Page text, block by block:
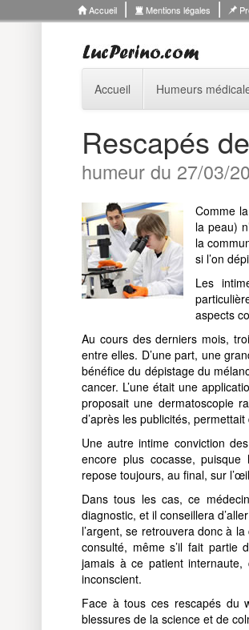
Accueil Mentions légales
Accueil Humeurs
Rescapés
humeur du 27/03/
Comme
la peau)
la
si l’on
Les
aspects
Au cours des derniers mois,
entre elles. D’une part, une
bénéfice du dépistage du
cancer. L’une était une
proposait une dermatoscopie
d’après les publicités,
Une autre intime conviction
encore plus cocasse, puisque
repose toujours, au final, sur
Dans tous les cas, ce
diagnostic, et il conseillera
l’argent, se retrouvera donc à
consulté, même s’il fait partie
jamais à ce patient
inconscient.
Face à tous ces rescapés du
blessures de la science et de